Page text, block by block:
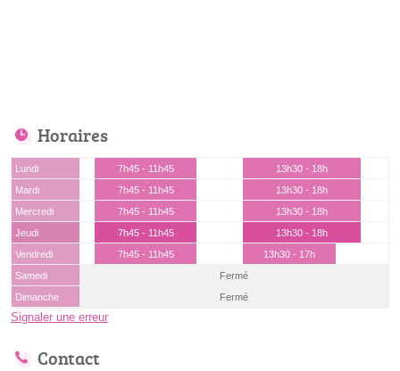
Horaires
Lundi 7h45 - 11h45
13h30 - 18h
Mardi
7h45 - 11h45
13h30 - 18h
Mercredi
7h45 - 11h45
13h30 - 18h
Jeudi
7h45 - 11h45
13h30 - 18h
Vendredi
7h45 - 11h45
13h30 - 17h
Samedi
Fermé
Dimanche
Fermé
Signaler une erreur
Contact